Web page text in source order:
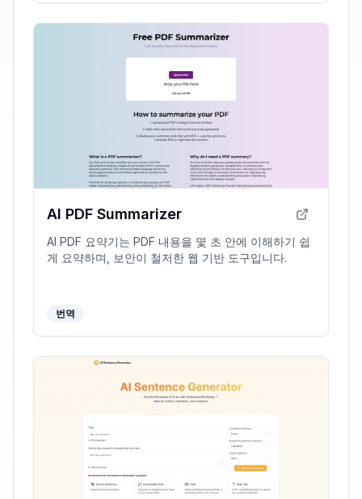
AI PDF Summarizer
AI PDF 요약기는 PDF 내용을 몇 초 안에 이해하기 쉽
게 요약하며, 보안이 철저한 웹 기반 도구입니다.
번역